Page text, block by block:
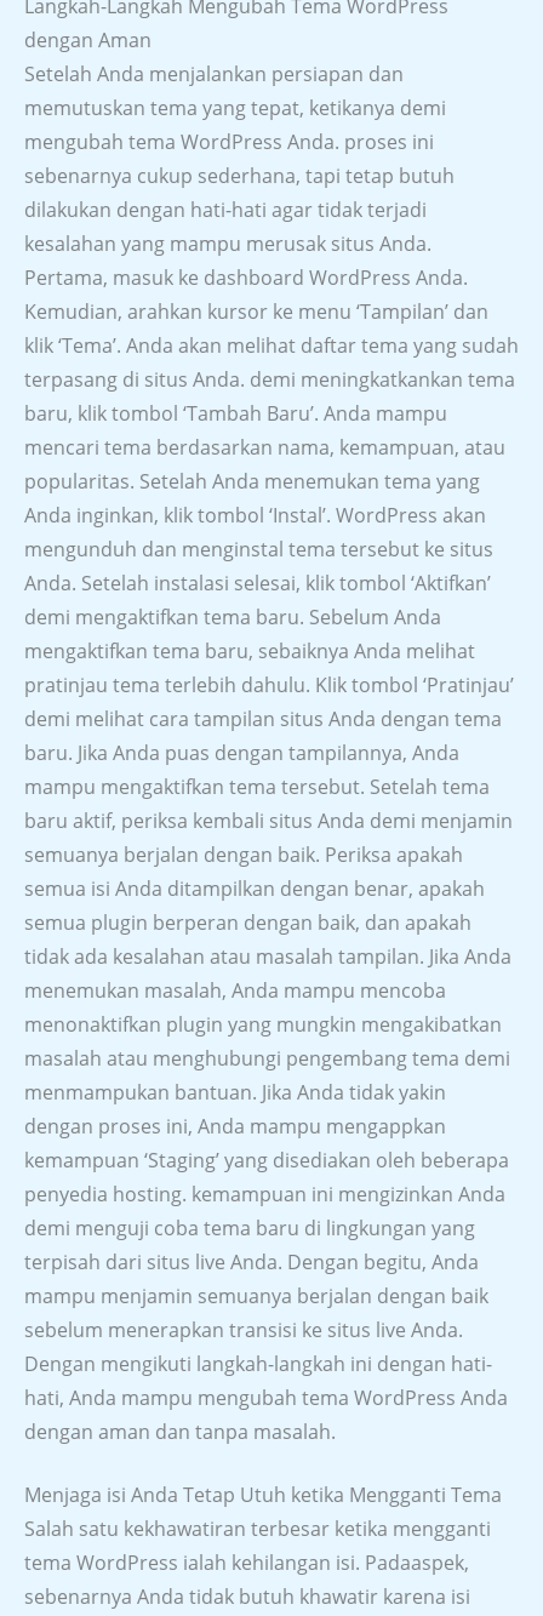
Langkah-Langkah Mengubah Tema WordPress
dengan Aman
Setelah Anda menjalankan persiapan dan
memutuskan tema yang tepat, ketikanya demi
mengubah tema WordPress Anda. proses ini
sebenarnya cukup sederhana, tapi tetap butuh
dilakukan dengan hati-hati agar tidak terjadi
kesalahan yang mampu merusak situs Anda.
Pertama, masuk ke dashboard WordPress Anda.
Kemudian, arahkan kursor ke menu ‘Tampilan’ dan
klik ‘Tema’. Anda akan melihat daftar tema yang sudah
terpasang di situs Anda. demi meningkatkankan tema
baru, klik tombol ‘Tambah Baru’. Anda mampu
mencari tema berdasarkan nama, kemampuan, atau
popularitas. Setelah Anda menemukan tema yang
Anda inginkan, klik tombol ‘Instal’. WordPress akan
mengunduh dan menginstal tema tersebut ke situs
Anda. Setelah instalasi selesai, klik tombol ‘Aktifkan’
demi mengaktifkan tema baru. Sebelum Anda
mengaktifkan tema baru, sebaiknya Anda melihat
pratinjau tema terlebih dahulu. Klik tombol ‘Pratinjau’
demi melihat cara tampilan situs Anda dengan tema
baru. Jika Anda puas dengan tampilannya, Anda
mampu mengaktifkan tema tersebut. Setelah tema
baru aktif, periksa kembali situs Anda demi menjamin
semuanya berjalan dengan baik. Periksa apakah
semua isi Anda ditampilkan dengan benar, apakah
semua plugin berperan dengan baik, dan apakah
tidak ada kesalahan atau masalah tampilan. Jika Anda
menemukan masalah, Anda mampu mencoba
menonaktifkan plugin yang mungkin mengakibatkan
masalah atau menghubungi pengembang tema demi
menmampukan bantuan. Jika Anda tidak yakin
dengan proses ini, Anda mampu mengappkan
kemampuan ‘Staging’ yang disediakan oleh beberapa
penyedia hosting. kemampuan ini mengizinkan Anda
demi menguji coba tema baru di lingkungan yang
terpisah dari situs live Anda. Dengan begitu, Anda
mampu menjamin semuanya berjalan dengan baik
sebelum menerapkan transisi ke situs live Anda.
Dengan mengikuti langkah-langkah ini dengan hati-
hati, Anda mampu mengubah tema WordPress Anda
dengan aman dan tanpa masalah.
Menjaga isi Anda Tetap Utuh ketika Mengganti Tema
Salah satu kekhawatiran terbesar ketika mengganti
tema WordPress ialah kehilangan isi. Padaaspek,
sebenarnya Anda tidak butuh khawatir karena isi